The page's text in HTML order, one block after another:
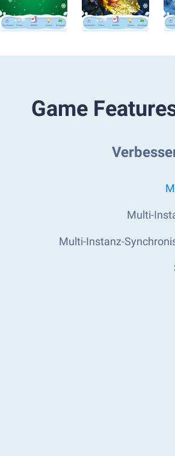
Game
Multi-
Multi-Instanz-